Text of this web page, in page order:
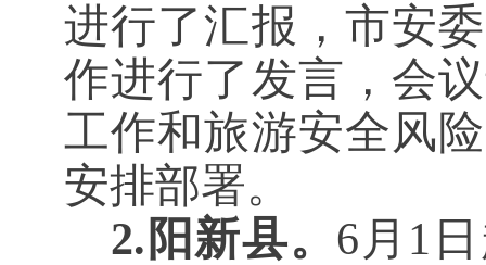
进行了汇报，市安
作进行了发言，会
工作和旅游安全风
安排部署。
2.阳新县。 6月1